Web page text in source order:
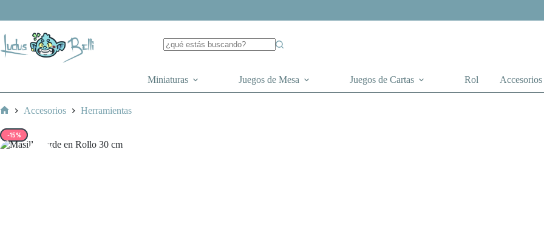
Miniaturas Juegos de Mesa Juegos de Cartas Rol Accesorios
Accesorios Herramientas
-15%